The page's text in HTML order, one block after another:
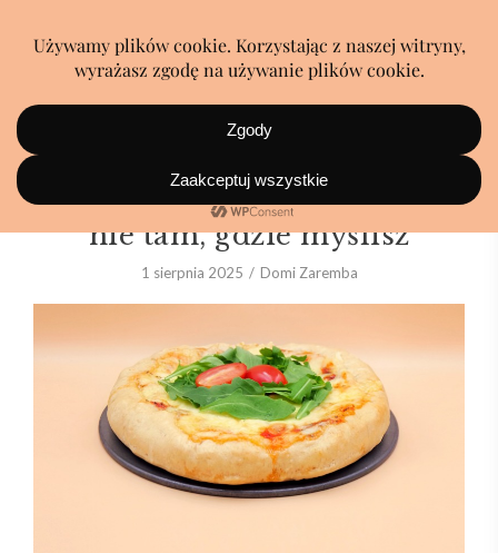
Pizza z serem w środku… ale
nie tam, gdzie myślisz
1 sierpnia 2025 Domi Zaremba